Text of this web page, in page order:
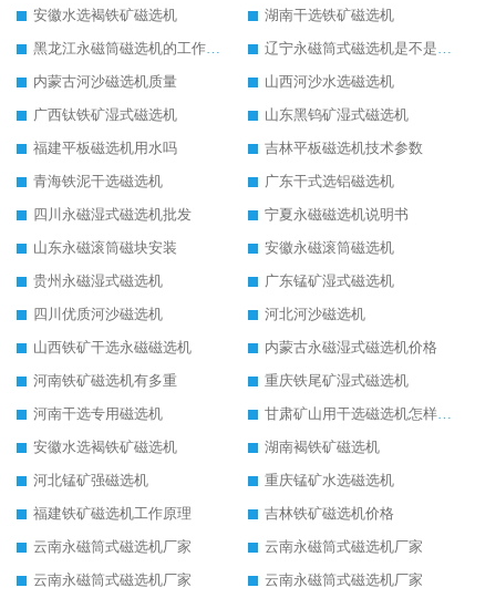
安徽水选褐铁矿磁选机
湖南干选铁矿磁选机
黑龙江永磁筒磁选机的工作原理
辽宁永磁筒式磁选机是不是强磁
内蒙古河沙磁选机质量
山西河沙水选磁选机
广西钛铁矿湿式磁选机
山东黑钨矿湿式磁选机
福建平板磁选机用水吗
吉林平板磁选机技术参数
青海铁泥干选磁选机
广东干式选铝磁选机
四川永磁湿式磁选机批发
宁夏永磁磁选机说明书
山东永磁滚筒磁块安装
安徽永磁滚筒磁选机
贵州永磁湿式磁选机
广东锰矿湿式磁选机
四川优质河沙磁选机
河北河沙磁选机
山西铁矿干选永磁磁选机
内蒙古永磁湿式磁选机价格
河南铁矿磁选机有多重
重庆铁尾矿湿式磁选机
河南干选专用磁选机
甘肃矿山用干选磁选机怎样调磁
安徽水选褐铁矿磁选机
湖南褐铁矿磁选机
河北锰矿强磁选机
重庆锰矿水选磁选机
福建铁矿磁选机工作原理
吉林铁矿磁选机价格
云南永磁筒式磁选机厂家
云南永磁筒式磁选机厂家
云南永磁筒式磁选机厂家
云南永磁筒式磁选机厂家